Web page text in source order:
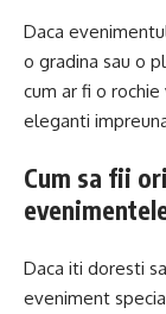
Daca
o gradina sau o
cum ar fi o
eleganti
Cum sa fii
Daca iti doresti
eveniment